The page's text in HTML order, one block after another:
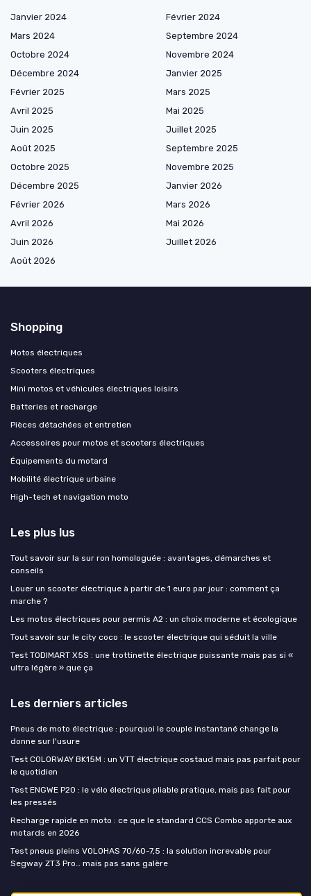
Janvier 2024
Février 2024
Mars 2024
Septembre 2024
Octobre 2024
Novembre 2024
Décembre 2024
Janvier 2025
Février 2025
Mars 2025
Avril 2025
Mai 2025
Juin 2025
Juillet 2025
Août 2025
Septembre 2025
Octobre 2025
Novembre 2025
Décembre 2025
Janvier 2026
Février 2026
Mars 2026
Avril 2026
Mai 2026
Juin 2026
Juillet 2026
Août 2026
Shopping
Motos électriques
Scooters électriques
Mini motos et véhicules électriques loisirs
Batteries et recharge
Pièces détachées et entretien
Accessoires pour motos et scooters électriques
Équipements du motard
Mobilité électrique urbaine
High-tech et navigation moto
Les plus lus
Tout savoir sur la sur ron homologuée : avantages, démarches et
conseils
Louer un scooter électrique à partir de 1 euro par jour : comment ça
marche ?
Les motos électriques pour permis A2 : un choix moderne et écologique
Tout savoir sur le city coco : le scooter électrique qui séduit la ville
Test TODIMART X5S : une trottinette électrique puissante mais pas si «
ultra légère » que ça
Les derniers articles
Pneus de moto électrique : pourquoi le couple instantané change la
donne sur l'usure
Test COLORWAY BK15M : un VTT électrique costaud mais pas parfait pour
le quotidien
Test ENGWE P20 : le vélo électrique pliable pratique, mais pas fait pour
les pressés
Recharge rapide en moto : ce que le standard CCS Combo apporte aux
motards en 2026
Test pneus pleins VOLOHAS 70/60-7,5 : la solution increvable pour
Segway ZT3 Pro… mais pas sans galère